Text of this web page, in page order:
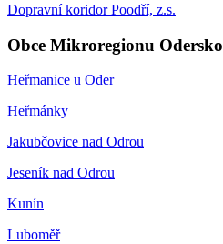
Dopravní koridor Poodří, z.s.
Obce Mikroregionu Odersko
Heřmanice u Oder
Heřmánky
Jakubčovice nad Odrou
Jeseník nad Odrou
Kunín
Luboměř